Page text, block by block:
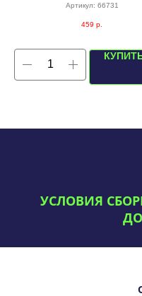
Артикул: 66731
459 р.
УСЛОВИЯ